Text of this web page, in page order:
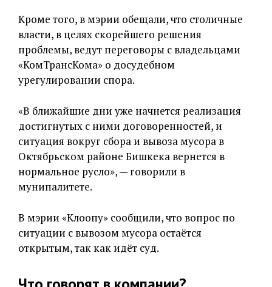
Кроме того, в мэрии обещали, что столичные
власти, в целях скорейшего решения
проблемы, ведут переговоры с владельцами
«КомТрансКома» о досудебном
урегулировании спора.
«В ближайшие дни уже начнется реализация
достигнутых с ними договоренностей, и
ситуация вокруг сбора и вывоза мусора в
Октябрьском районе Бишкека вернется в
нормальное русло», — говорили в
мунипалитете.
В мэрии «Клоопу» сообщили, что вопрос по
ситуации с вывозом мусора остаётся
открытым, так как идёт суд.